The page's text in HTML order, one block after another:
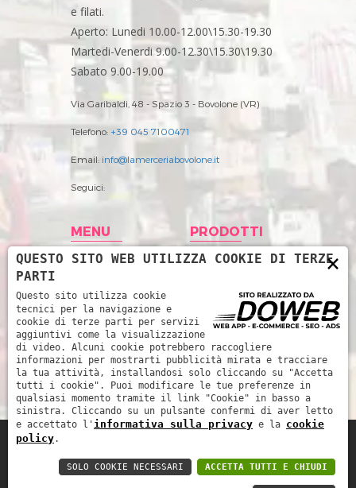
e filati.
Aperto: Lunedi 10.00-12.00\15.30-19.30
Martedi-Venerdi 9.00-12.30\15.30\19.30
Sabato 9.00-19.00
Via Garibaldi, 48 - Spazio 3 - Bovolone (VR)
Telefono: +39 045 7100471
Email: info@lamerceriabovolone.it
Seguici:
MENU
Home
Storia
Prodotti
News
Contatti
PRODOTTI
Abbigliamento
Accessori merceria
Filati
Intimo Donna
Intimo uomo
Mare
Marinella snc - P.IVA: 03252510239 -
Cookie policy
×
QUESTO SITO WEB UTILIZZA COOKIE DI TERZE
PARTI
Questo sito utilizza cookie
tecnici per la navigazione e
cookie di terze parti per servizi
aggiuntivi come la visualizzazione
di video. Alcuni cookie potrebbero raccogliere
informazioni per mostrarti pubblicità mirata e tracciare
la tua attività, installandosi solo cliccando su "Accetta
tutti i cookie". Puoi modificare le tue preferenze in
qualsiasi momento tramite il link "Cookie" in basso a
sinistra. Cliccando su un pulsante confermi di aver letto
e accettato l' informativa sulla privacy e la cookie
policy.
ACCETTA TUTTI E CHIUDI
SOLO COOKIE NECESSARI